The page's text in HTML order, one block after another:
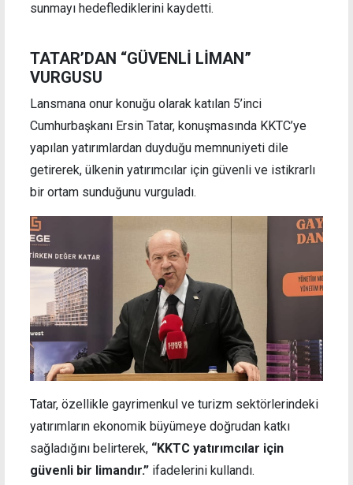
sunmayı hedeflediklerini kaydetti.
TATAR’DAN “GÜVENLİ LİMAN”
VURGUSU
Lansmana onur konuğu olarak katılan 5’inci
Cumhurbaşkanı Ersin Tatar, konuşmasında KKTC’ye
yapılan yatırımlardan duyduğu memnuniyeti dile
getirerek, ülkenin yatırımcılar için güvenli ve istikrarlı
bir ortam sunduğunu vurguladı.
Tatar, özellikle gayrimenkul ve turizm sektörlerindeki
yatırımların ekonomik büyümeye doğrudan katkı
sağladığını belirterek, “KKTC yatırımcılar için
güvenli bir limandır.” ifadelerini kullandı.